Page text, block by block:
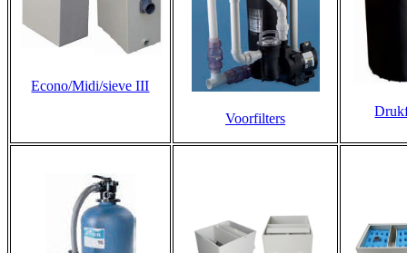
Econo/Midi/sieve III
Voorfilters